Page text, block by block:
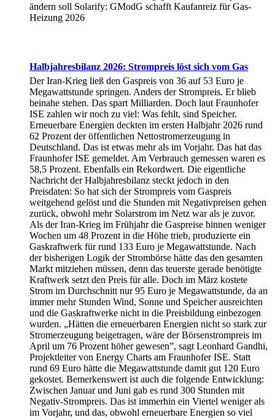
ändern soll Solarify: GModG schafft Kaufanreiz für Gas-
Heizung 2026
Halbjahresbilanz 2026: Strompreis löst sich vom Gas
Der Iran-Krieg ließ den Gaspreis von 36 auf 53 Euro je
Megawattstunde springen. Anders der Strompreis. Er blieb
beinahe stehen. Das spart Milliarden. Doch laut Fraunhofer
ISE zahlen wir noch zu viel: Was fehlt, sind Speicher.
Erneuerbare Energien deckten im ersten Halbjahr 2026 rund
62 Prozent der öffentlichen Nettostromerzeugung in
Deutschland. Das ist etwas mehr als im Vorjahr. Das hat das
Fraunhofer ISE gemeldet. Am Verbrauch gemessen waren es
58,5 Prozent. Ebenfalls ein Rekordwert. Die eigentliche
Nachricht der Halbjahresbilanz steckt jedoch in den
Preisdaten: So hat sich der Strompreis vom Gaspreis
weitgehend gelöst und die Stunden mit Negativpreisen gehen
zurück, obwohl mehr Solarstrom im Netz war als je zuvor.
Als der Iran-Krieg im Frühjahr die Gaspreise binnen weniger
Wochen um 48 Prozent in die Höhe trieb, produzierte ein
Gaskraftwerk für rund 133 Euro je Megawattstunde. Nach
der bisherigen Logik der Strombörse hätte das den gesamten
Markt mitziehen müssen, denn das teuerste gerade benötigte
Kraftwerk setzt den Preis für alle. Doch im März kostete
Strom im Durchschnitt nur 95 Euro je Megawattstunde, da an
immer mehr Stunden Wind, Sonne und Speicher ausreichten
und die Gaskraftwerke nicht in die Preisbildung einbezogen
wurden. „Hätten die erneuerbaren Energien nicht so stark zur
Stromerzeugung beigetragen, wäre der Börsenstrompreis im
April um 76 Prozent höher gewesen”, sagt Leonhard Gandhi,
Projektleiter von Energy Charts am Fraunhofer ISE. Statt
rund 69 Euro hätte die Megawattstunde damit gut 120 Euro
gekostet. Bemerkenswert ist auch die folgende Entwicklung:
Zwischen Januar und Juni gab es rund 300 Stunden mit
Negativ-Strompreis. Das ist immerhin ein Viertel weniger als
im Vorjahr, und das, obwohl erneuerbare Energien so viel